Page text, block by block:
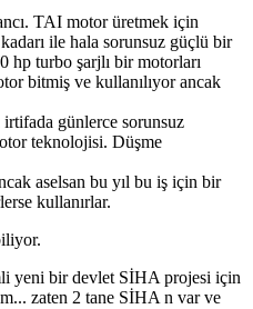
TAI motor üretmek için
ile hala sorunsuz güçlü bir
hp turbo şarjlı bir motorları
bitmiş ve kullanılıyor ancak
günlerce sorunsuz
teknolojisi. Düşme
aselsan bu yıl bu iş için bir
kullanırlar.
yeni bir devlet SİHA projesi için
zaten 2 tane SİHA n var ve